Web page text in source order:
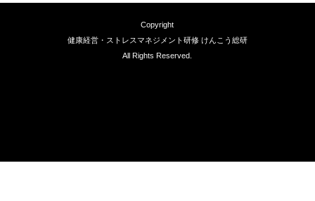
Copyright
健康経営・ストレスマネジメント研修 けんこう総研
All Rights Reserved.